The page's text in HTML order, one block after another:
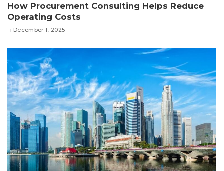
How Procurement Consulting Helps Reduce
Operating Costs
December 1, 2025